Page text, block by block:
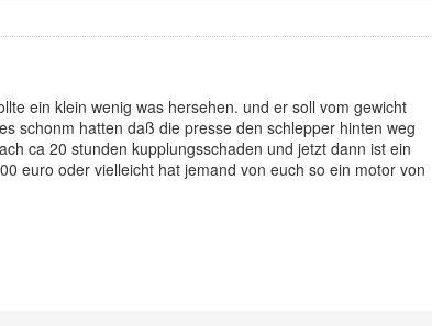
ein klein wenig was hersehen. und er soll vom gewicht
schonm hatten daß die presse den schlepper hinten weg
ca 20 stunden kupplungsschaden und jetzt dann ist ein
euro oder vielleicht hat jemand von euch so ein motor von